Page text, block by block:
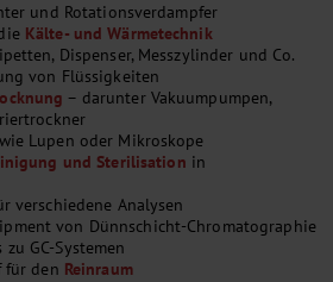
und Rotationsverdampfer
Kälte- und Wärmetechnik
Dispenser, Messzylinder und Co.
von Flüssigkeiten
– darunter Vakuumpumpen,
wie Lupen oder Mikroskope
und Sterilisation in
verschiedene Analysen
von Dünnschicht-Chromatographie
GC-Systemen
für den Reinraum